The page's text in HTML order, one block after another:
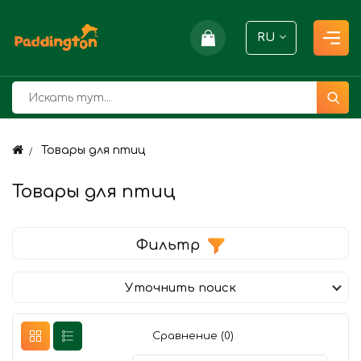
RU
Товары для птиц
Товары для птиц
Фильтр
Уточнить поиск
Сравнение (0)